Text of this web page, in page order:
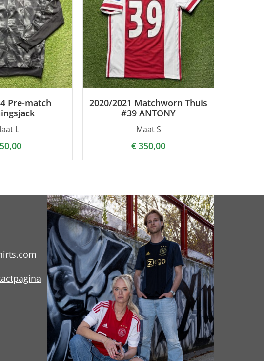
Pre-match
L
50,00
2020/2021 Matchworn Thuis
#39 ANTONY
Maat S
€ 350,00